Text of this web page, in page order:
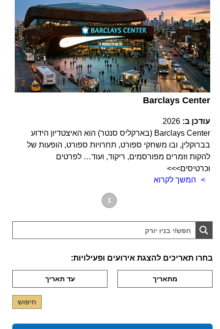
Barclays Center
עודכן ב: 2026
Barclays Center (בארקליס סנטר) הוא האיצטדיון הידוע
בברוקלין, ובו משחקי ספורט, תחרויות ספורט, הופעות של
להקות וזמרים מפורסמים, ריקוד, ועוד… לפרטים
וכרטיסים>>>
המשך לקרוא
1
בחרו תאריכים להצגת אירועים ופעילויות: